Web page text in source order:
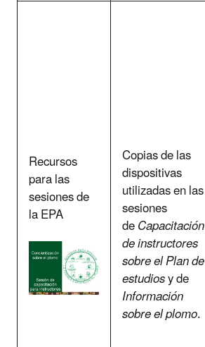
Recursos
para las
sesiones de
la EPA
Copias de las
dispositivas
utilizadas en las
sesiones
deCapacitación
de instructores
sobre el Plan de
estudiosy de
Información
sobre el plomo.